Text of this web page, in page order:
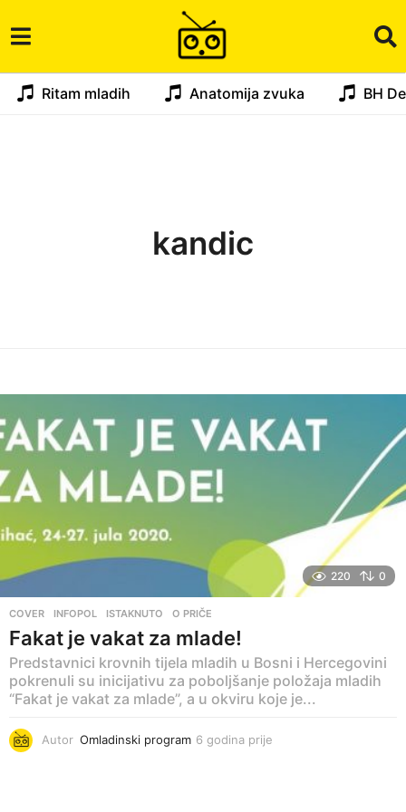
Ritam mladih Anatomija zvuka BH
kandic
220 0
COVER ,INFOPOL ,ISTAKNUTO ,O PRIČE
Fakat je vakat za mlade!
Predstavnici krovnih tijela mladih u Bosni i Hercegovini
pokrenuli su inicijativu za poboljšanje položaja mladih
“Fakat je vakat za mlade”, a u okviru koje je...
Autor Omladinski program 6 godina prije